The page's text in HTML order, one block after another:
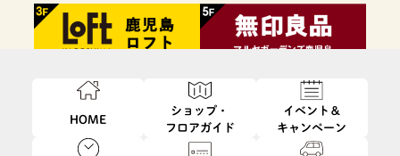
HOME
ショップ・
フロアガイド
イベント＆
キャンペーン